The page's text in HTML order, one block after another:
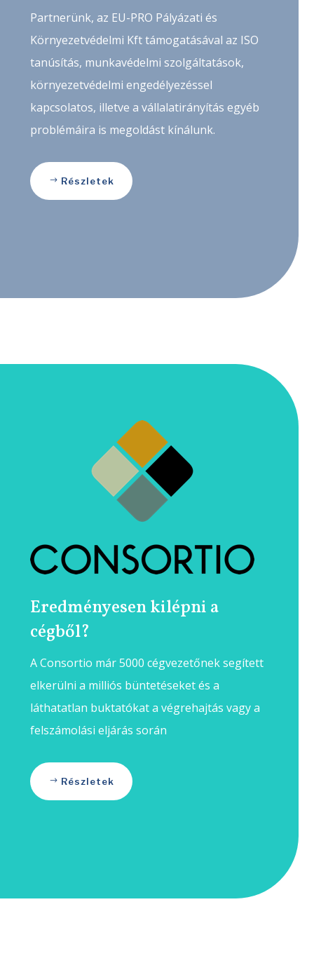
Partnerünk, az EU-PRO Pályázati és
Környezetvédelmi Kft támogatásával az ISO
tanúsítás, munkavédelmi szolgáltatások,
környezetvédelmi engedélyezéssel
kapcsolatos, illetve a vállalatirányítás egyéb
problémáira is megoldást kínálunk.
Részletek
Eredményesen kilépni a
cégből?
A Consortio már 5000 cégvezetőnek segített
elkerülni a milliós büntetéseket és a
láthatatlan buktatókat a végrehajtás vagy a
felszámolási eljárás során
Részletek